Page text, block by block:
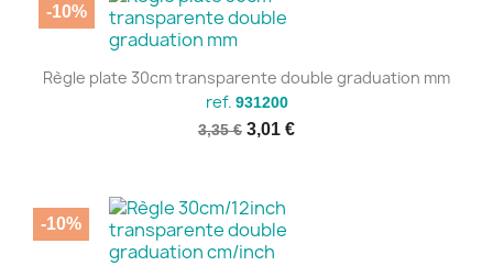
Règle plate 30cm transparente double graduation mm
ref. 931200
3,35 € 3,01 €
-10%
-10%